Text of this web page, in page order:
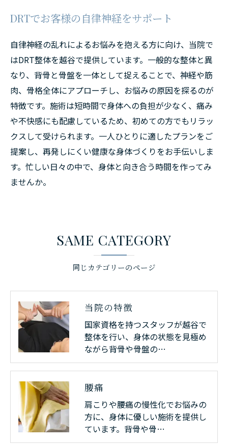
DRTでお客様の自律神経をサポート
自律神経の乱れによるお悩みを抱える方に向け、当院で
はDRT整体を越谷で提供しています。一般的な整体と異
なり、背骨と骨盤を一体として捉えることで、神経や筋
肉、骨格全体にアプローチし、お悩みの原因を探るのが
特徴です。施術は短時間で身体への負担が少なく、痛み
や不快感にも配慮しているため、初めての方でもリラッ
クスして受けられます。一人ひとりに適したプランをご
提案し、再発しにくい健康な身体づくりをお手伝いしま
す。忙しい日々の中で、身体と向き合う時間を作ってみ
ませんか。
同じカテゴリーのページ
SAME CATEGORY
当院の特徴
国家資格を持つスタッフが越谷で
整体を行い、身体の状態を見極め
ながら背骨や骨盤の…
腰痛
肩こりや腰痛の慢性化でお悩みの
方に、身体に優しい施術を提供し
ています。背骨や骨…